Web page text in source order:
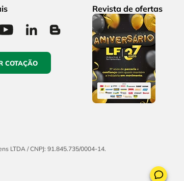
COTAÇÃO
Revista de ofertas
LTDA / CNPJ: 91.845.735/0004-14.